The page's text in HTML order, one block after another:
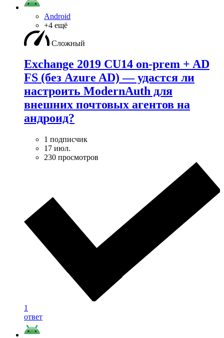
Android
+4 ещё
Сложный
Exchange 2019 CU14 on-prem + AD
FS (без Azure AD) — удаcтся ли
настроить ModernAuth для
внешних почтовых агентов на
андроид?
1 подписчик
17 июл.
230 просмотров
1
ответ